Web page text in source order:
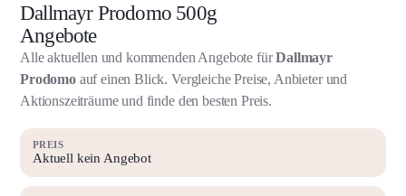
Dallmayr Prodomo 500g
Angebote
Alle aktuellen und kommenden Angebote fürDallmayr
Prodomoauf einen Blick. Vergleiche Preise, Anbieter und
Aktionszeiträume und finde den besten Preis.
PREIS
Aktuell kein Angebot